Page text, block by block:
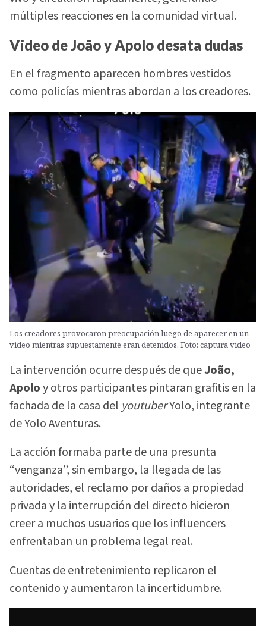
múltiples reacciones en la comunidad virtual.
Video de João y Apolo desata dudas
En el fragmento aparecen hombres vestidos
como policías mientras abordan a los creadores.
Los creadores provocaron preocupación luego de aparecer en un
video mientras supuestamente eran detenidos. Foto: captura video
La intervención ocurre después de queJoão,
Apoloy otros participantes pintaran grafitis en la
fachada de la casa del youtuberYolo, integrante
de Yolo Aventuras.
La acción formaba parte de una presunta
“venganza”, sin embargo, la llegada de las
autoridades, el reclamo por daños a propiedad
privada y la interrupción del directo hicieron
creer a muchos usuarios que los influencers
enfrentaban un problema legal real.
Cuentas de entretenimiento replicaron el
contenido y aumentaron la incertidumbre.